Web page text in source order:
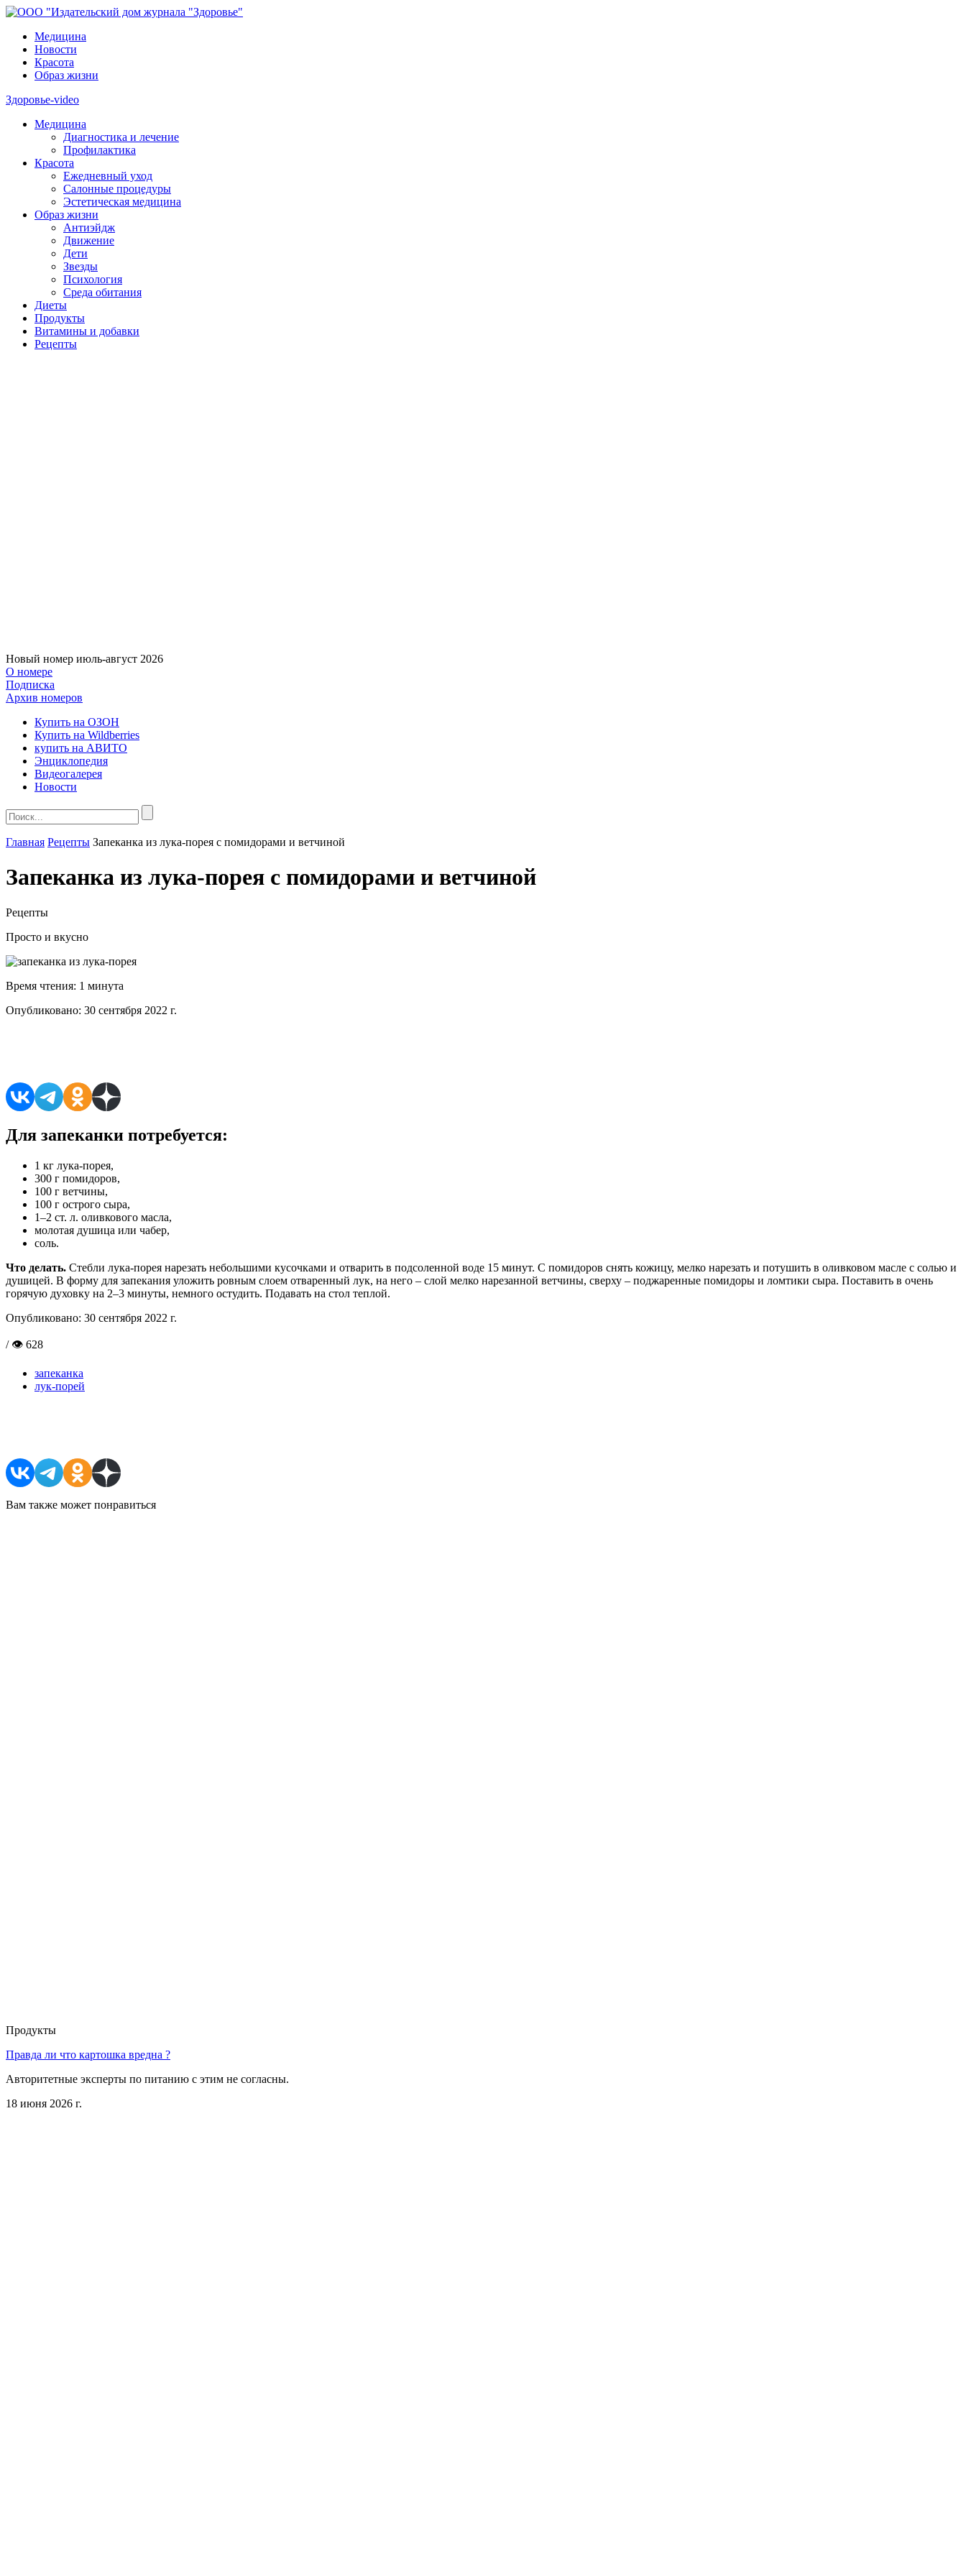
Медицина
Новости
Красота
Образ жизни
Здоровье-video
Медицина
Диагностика и лечение
Профилактика
Красота
Ежедневный уход
Салонные процедуры
Эстетическая медицина
Образ жизни
Антиэйдж
Движение
Дети
Звезды
Психология
Среда обитания
Диеты
Продукты
Витамины и добавки
Рецепты
Новый номер июль-август 2026
О номере
Подписка
Архив номеров
Купить на ОЗОН
Купить на Wildberries
купить на АВИТО
Энциклопедия
Видеогалерея
Новости
Главная Рецепты Запеканка из лука-порея с помидорами и ветчиной
Запеканка из лука-порея с помидорами и ветчиной
Рецепты
Просто и вкусно
Время чтения: 1 минута
Опубликовано: 30 сентября 2022 г.
Для запеканки потребуется:
1 кг лука-порея,
300 г помидоров,
100 г ветчины,
100 г острого сыра,
1–2 ст. л. оливкового масла,
молотая душица или чабер,
соль.
Что делать. Стебли лука-порея нарезать небольшими кусочками и отварить в подсоленной воде 15 минут. С помидоров снять кожицу, мелко нарезать и потушить в оливковом масле с солью и
душицей. В форму для запекания уложить ровным слоем отваренный лук, на него – слой мелко нарезанной ветчины, сверху – поджаренные помидоры и ломтики сыра. Поставить в очень
горячую духовку на 2–3 минуты, немного остудить. Подавать на стол теплой.
Опубликовано: 30 сентября 2022 г.
/ 👁 628
запеканка
лук-порей
Вам также может понравиться
Продукты
Правда ли что картошка вредна ?
Авторитетные эксперты по питанию с этим не согласны.
18 июня 2026 г.